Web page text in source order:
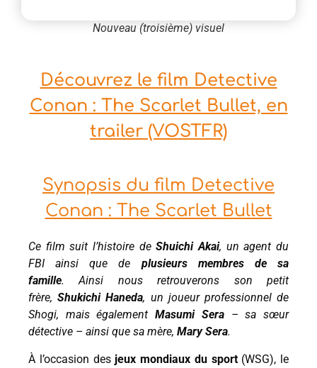
Nouveau (troisième) visuel
Découvrez le film Detective
Conan : The Scarlet Bullet, en
trailer (VOSTFR)
Synopsis du film Detective
Conan : The Scarlet Bullet
Ce film suit l’histoire deShuichi Akai, un agent du
FBI ainsi que de plusieurs membres de sa
famille.Ainsi nous retrouverons son petit
frère,Shukichi Haneda, un joueur professionnel de
Shogi, mais égalementMasumi Sera– sa sœur
détective – ainsi que sa mère, Mary Sera.
À l’occasion des jeux mondiaux du sport(WSG), le